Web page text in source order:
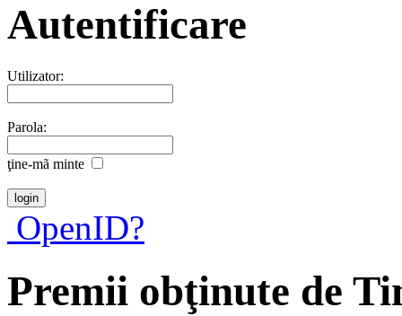
Autentificare
Utilizator:
Parola:
ţine-mã minte
OpenID?
Premii obţinute de